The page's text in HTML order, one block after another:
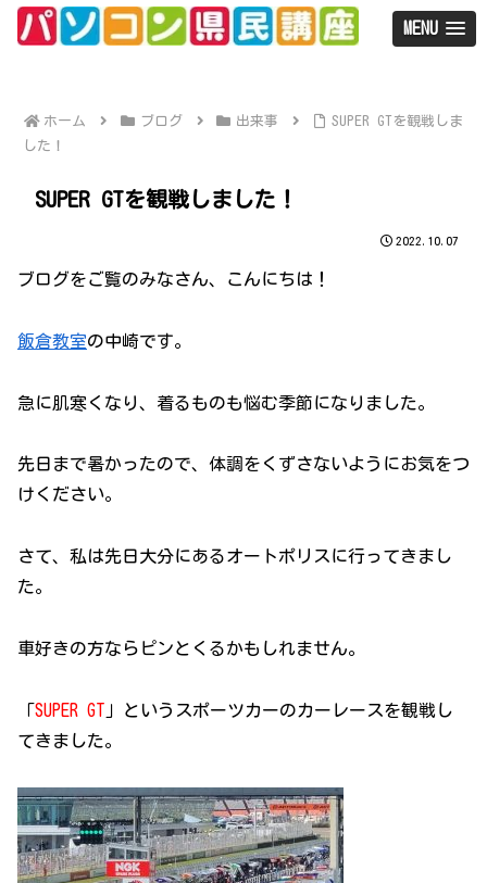
MENU
ホーム ブログ 出来事
SUPER GTを観戦しま
した！
SUPER GTを観戦しました！
2022.10.07
ブログをご覧のみなさん、こんにちは！
飯倉教室の中崎です。
急に肌寒くなり、着るものも悩む季節になりました。
先日まで暑かったので、体調をくずさないようにお気をつ
けください。
さて、私は先日大分にあるオートポリスに行ってきまし
た。
車好きの方ならピンとくるかもしれません。
「SUPER GT 」というスポーツカーのカーレースを観戦し
てきました。